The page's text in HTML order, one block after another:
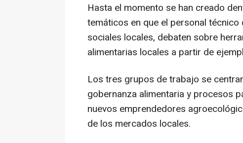
Hasta el momento se han creado
temáticos en que el personal
sociales locales, debaten sobre
alimentarias locales a partir de
Los tres grupos de trabajo se
gobernanza alimentaria y procesos
nuevos emprendedores
de los mercados locales.